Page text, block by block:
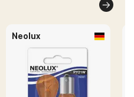
Neolux